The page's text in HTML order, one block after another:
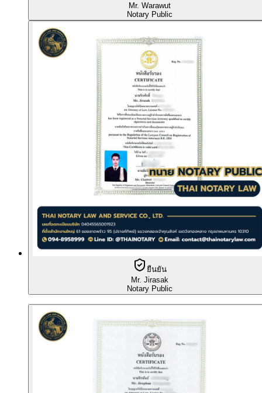
Mr. Warawut
Notary Public
ยืนยัน
Mr. Jirasak
Notary Public